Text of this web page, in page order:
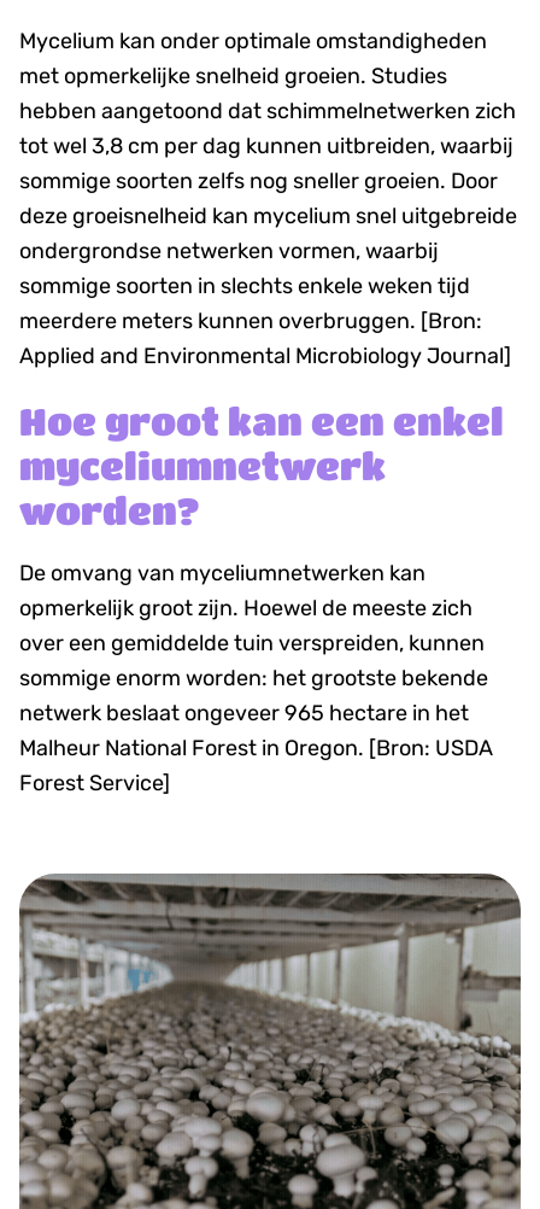
Mycelium kan onder optimale omstandigheden
met opmerkelijke snelheid groeien. Studies
hebben aangetoond dat schimmelnetwerken zich
tot wel 3,8 cm per dag kunnen uitbreiden, waarbij
sommige soorten zelfs nog sneller groeien. Door
deze groeisnelheid kan mycelium snel uitgebreide
ondergrondse netwerken vormen, waarbij
sommige soorten in slechts enkele weken tijd
meerdere meters kunnen overbruggen. [Bron:
Applied and Environmental Microbiology Journal]
Hoe groot kan een enkel
myceliumnetwerk
worden?
De omvang van myceliumnetwerken kan
opmerkelijk groot zijn. Hoewel de meeste zich
over een gemiddelde tuin verspreiden, kunnen
sommige enorm worden: het grootste bekende
netwerk beslaat ongeveer 965 hectare in het
Malheur National Forest in Oregon. [Bron: USDA
Forest Service]